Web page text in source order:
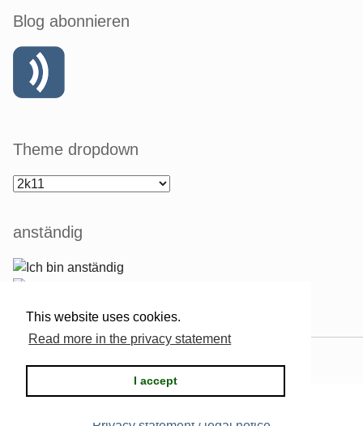
This website uses cookies.
Read more in the privacy statement
I accept
Blog abonnieren
Theme dropdown
anständig